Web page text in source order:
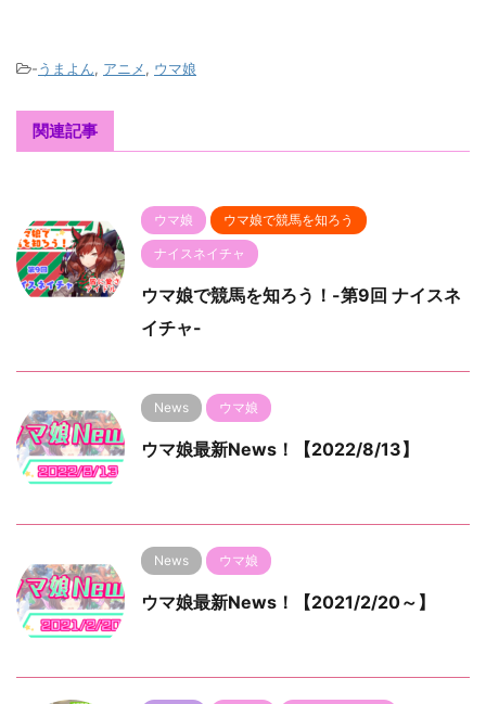
-うまよん, アニメ, ウマ娘
関連記事
ウマ娘 ウマ娘で競馬を知ろう
ナイスネイチャ
ウマ娘で競馬を知ろう！-第9回 ナイスネ
イチャ-
News ウマ娘
ウマ娘最新News！【2022/8/13】
News ウマ娘
ウマ娘最新News！【2021/2/20～】